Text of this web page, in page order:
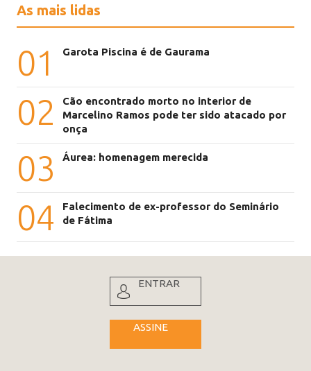
As mais lidas
01 Garota Piscina é de Gaurama
02
Cão encontrado morto no interior de
Marcelino Ramos pode ter sido atacado por
onça
03 Áurea: homenagem merecida
04
Falecimento de ex-professor do Seminário
de Fátima
ENTRAR
ASSINE